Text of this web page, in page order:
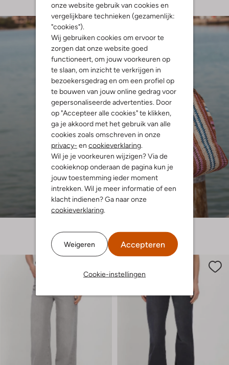
onze website gebruik van cookies en
vergelijkbare technieken (gezamenlijk:
"cookies").
Wij gebruiken cookies om ervoor te
zorgen dat onze website goed
functioneert, om jouw voorkeuren op
te slaan, om inzicht te verkrijgen in
bezoekersgedrag en om een profiel op
te bouwen van jouw online gedrag voor
gepersonaliseerde advertenties. Door
op "Accepteer alle cookies" te klikken,
ga je akkoord met het gebruik van alle
cookies zoals omschreven in onze
privacy- en cookieverklaring.
Wil je je voorkeuren wijzigen? Via de
cookieknop onderaan de pagina kun je
jouw toestemming ieder moment
intrekken. Wil je meer informatie of een
klacht indienen? Ga naar onze
cookieverklaring.
Weigeren Accepteren
Cookie-instellingen